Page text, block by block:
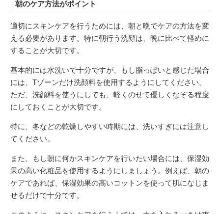
朝のケア方法がポイント
適切にスキンケアを行うためには、朝と晩でケアの方法を変
える必要があります。特に朝行う洗顔は、晩に比べて軽めに
することが大切です。
基本的には水洗いで十分ですが、もし脂っぽいと感じた場合
には、Tゾーンだけ洗顔料を使用するようにしてください。
ただ、洗顔料を使うにしても、軽くのせて優しくなぞる程度
にしておくことが大切です。
特に、冬などの乾燥しやすい時期には、洗いすぎには注意し
てください。
また、もし朝に何かスキンケアを行いたい場合には、保湿効
果の高い化粧品を使用するようにしましょう。例えば、朝の
ケアであれば、保湿効果の高いコットンを使って肌になじま
せるだけで十分です。